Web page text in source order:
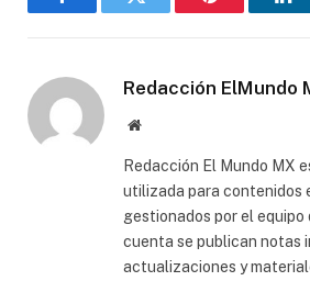
FacebookGorjeo Pinterest
Redacción ElMundo
Sitio
Redacción El Mundo MX
utilizada para contenidos
gestionados por el
cuenta se publican notas
actualizaciones y